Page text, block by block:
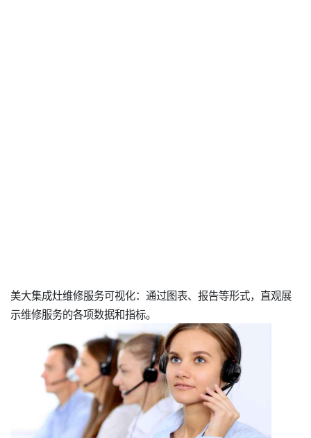
美大集成灶维修服务可视化：通过图表、报告等形式，直观展
示维修服务的各项数据和指标。